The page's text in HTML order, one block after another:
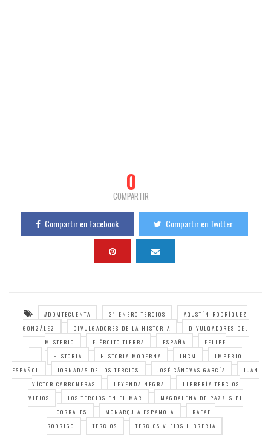
0
COMPARTIR
Compartir en Facebook Compartir en Twitter
#DDMTECUENTA 31 ENERO TERCIOS
AGUSTÍN RODRÍGUEZ
GONZÁLEZ
DIVULGADORES DE LA HISTORIA
DIVULGADORES DEL
MISTERIO
EJÉRCITO TIERRA ESPAÑA
FELIPE
II
HISTORIA HISTORIA MODERNA IHCM
IMPERIO
ESPAÑOL
JORNADAS DE LOS TERCIOS JOSÉ CÁNOVAS GARCÍA
JUAN
VÍCTOR CARBONERAS
LEYENDA NEGRA
LIBRERÍA TERCIOS
VIEJOS
LOS TERCIOS EN EL MAR
MAGDALENA DE PAZZIS PI
CORRALES
MONARQUÍA ESPAÑOLA
RAFAEL
RODRIGO
TERCIOS TERCIOS VIEJOS LIBRERIA